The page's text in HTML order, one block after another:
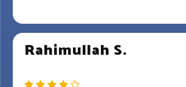
Rahimullah S.